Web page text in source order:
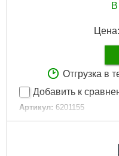
Цена:
Отгрузка в
Добавить к
Артикул: 6201155
Код товара: 29.63.52